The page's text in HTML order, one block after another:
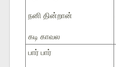
நனி தின்றான்
கடி காவல
பார் பார்